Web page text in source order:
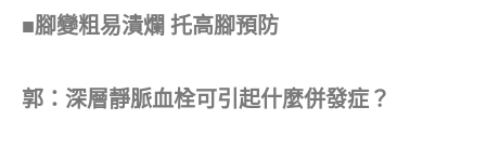
■腳變粗易潰爛 托高腳預防
郭：深層靜脈血栓可引起什麼併發症？